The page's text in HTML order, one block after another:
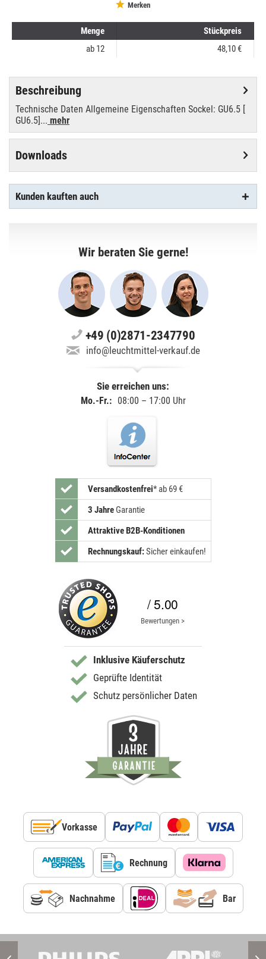
Merken
Menge
Stückpreis
ab 12 48,10 €
Beschreibung
Technische Daten Allgemeine Eigenschaften Sockel: GU6.5 [
GU6.5]... mehr
Downloads
Kunden kauften auch
Wir beraten Sie gerne!
+49 (0)2871-2347790
info@leuchtmittel-verkauf.de
Sie erreichen uns:
Mo.-Fr.: 08:00 – 17:00 Uhr
Versandkostenfrei* ab 69 €
3 JahreGarantie
Attraktive B2B-Konditionen
Rechnungskauf:Sicher einkaufen!
/ 5.00
Bewertungen >
Inklusive Käuferschutz
Geprüfte Identität
Schutz persönlicher Daten
Vorkasse
Rechnung
Nachnahme Bar